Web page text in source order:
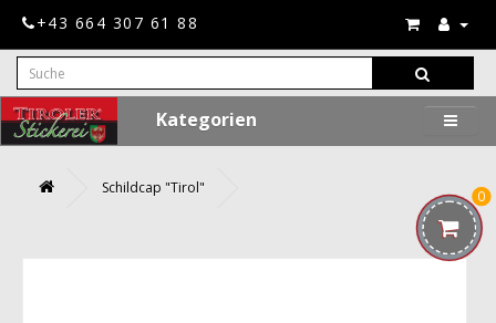
+43 664 307 61 88
0
Kategorien
Schildcap "Tirol"